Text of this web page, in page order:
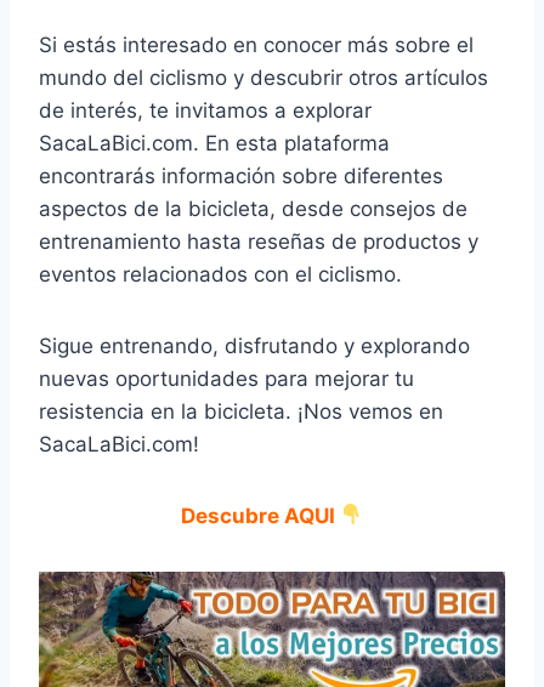
Si estás interesado en conocer más sobre el
mundo del ciclismo y descubrir otros artículos
de interés, te invitamos a explorar
SacaLaBici.com. En esta plataforma
encontrarás información sobre diferentes
aspectos de la bicicleta, desde consejos de
entrenamiento hasta reseñas de productos y
eventos relacionados con el ciclismo.
Sigue entrenando, disfrutando y explorando
nuevas oportunidades para mejorar tu
resistencia en la bicicleta. ¡Nos vemos en
SacaLaBici.com!
Descubre AQUI